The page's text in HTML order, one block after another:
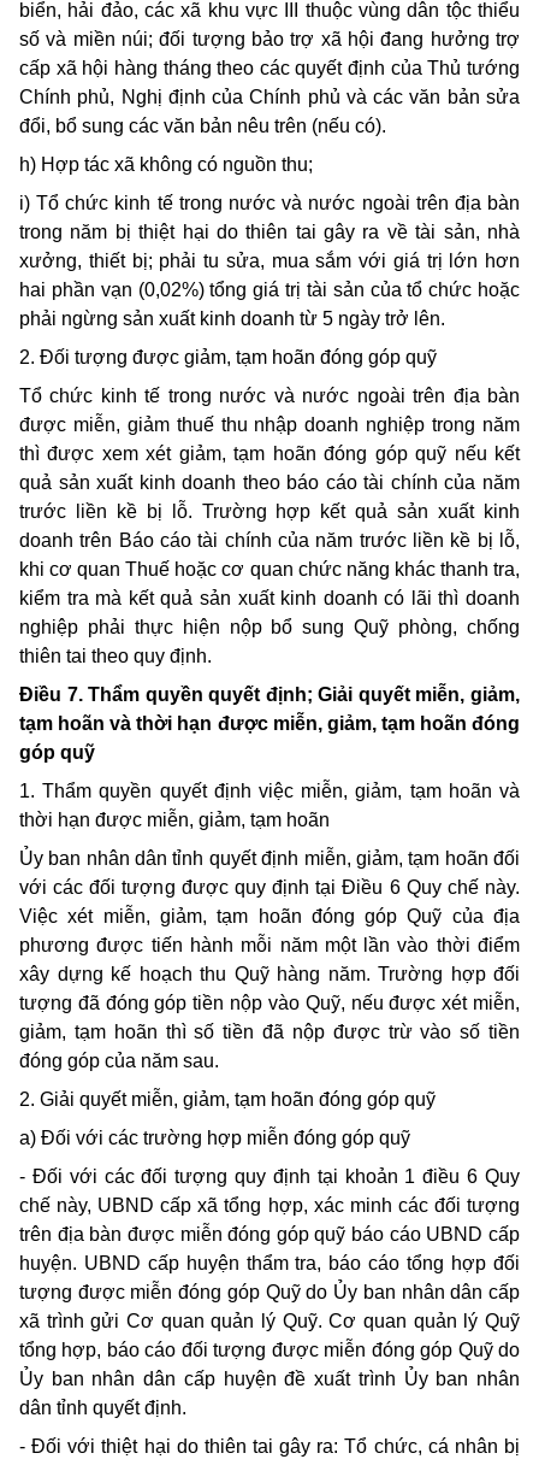
biển, hải đảo, các xã khu vực III thuộc vùng dân tộc thiểu
số và miền núi; đối tượng bảo trợ xã hội đang hưởng trợ
cấp xã hội hàng tháng theo các quyết định của Thủ tướng
Chính phủ, Nghị định của Chính phủ và các văn bản sửa
đổi, bổ sung các văn bản nêu trên (nếu có).
h) Hợp tác xã không có nguồn thu;
i) Tổ chức kinh tế trong nước và nước ngoài trên địa bàn
trong năm bị thiệt hại do thiên tai gây ra về tài sản, nhà
xưởng, thiết bị; phải tu sửa, mua sắm với giá trị lớn hơn
hai phần vạn (0,02%) tổng giá trị tài sản của tổ chức hoặc
phải ngừng sản xuất kinh doanh từ 5 ngày trở lên.
2. Đối tượng được giảm, tạm hoãn đóng góp quỹ
Tổ chức kinh tế trong nước và nước ngoài trên địa bàn
được miễn, giảm thuế thu nhập doanh nghiệp trong năm
thì được xem xét giảm, tạm hoãn đóng góp quỹ nếu kết
quả sản xuất kinh doanh theo báo cáo tài chính của năm
trước liền kề bị lỗ. Trường hợp kết quả sản xuất kinh
doanh trên Báo cáo tài chính của năm trước liền kề bị lỗ,
khi cơ quan Thuế hoặc cơ quan chức năng khác thanh tra,
kiểm tra mà kết quả sản xuất kinh doanh có lãi thì doanh
nghiệp phải thực hiện nộp bổ sung Quỹ phòng, chống
thiên tai theo quy định.
Điều 7. Thẩm quyền quyết định; Giải quyết miễn, giảm,
tạm hoãn và thời hạn được miễn, giảm, tạm hoãn đóng
góp quỹ
1. Thẩm quyền quyết định việc miễn, giảm, tạm hoãn và
thời hạn được miễn, giảm, tạm hoãn
Ủy ban nhân dân tỉnh quyết định miễn, giảm, tạm hoãn đối
với các đối tượng được quy định tại Điều 6 Quy chế này.
Việc xét miễn, giảm, tạm hoãn đóng góp Quỹ của địa
phương được tiến hành mỗi năm một lần vào thời điểm
xây dựng kế hoạch thu Quỹ hàng năm. Trường hợp đối
tượng đã đóng góp tiền nộp vào Quỹ, nếu được xét miễn,
giảm, tạm hoãn thì số tiền đã nộp được trừ vào số tiền
đóng góp của năm sau.
2. Giải quyết miễn, giảm, tạm hoãn đóng góp quỹ
a) Đối với các trường hợp miễn đóng góp quỹ
- Đối với các đối tượng quy định tại khoản 1 điều 6 Quy
chế này, UBND cấp xã tổng hợp, xác minh các đối tượng
trên địa bàn được miễn đóng góp quỹ báo cáo UBND cấp
huyện. UBND cấp huyện thẩm tra, báo cáo tổng hợp đối
tượng được miễn đóng góp Quỹ do Ủy ban nhân dân cấp
xã trình gửi Cơ quan quản lý Quỹ. Cơ quan quản lý Quỹ
tổng hợp, báo cáo đối tượng được miễn đóng góp Quỹ do
Ủy ban nhân dân cấp huyện đề xuất trình Ủy ban nhân
dân tỉnh quyết định.
- Đối với thiệt hại do thiên tai gây ra: Tổ chức, cá nhân bị